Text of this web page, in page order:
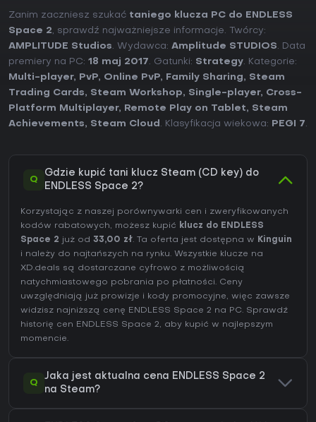
Zanim zaczniesz szukać taniego klucza PC do ENDLESS
Space 2, sprawdź najważniejsze informacje. Twórcy:
AMPLITUDE Studios. Wydawca: Amplitude STUDIOS. Data
premiery na PC: 18 maj 2017. Gatunki: Strategy. Kategorie:
Multi-player, PvP, Online PvP, Family Sharing, Steam
Trading Cards, Steam Workshop, Single-player, Cross-
Platform Multiplayer, Remote Play on Tablet, Steam
Achievements, Steam Cloud . Klasyfikacja wiekowa: PEGI 7.
Q
Gdzie kupić tani klucz Steam (CD key) do
ENDLESS Space 2?
Korzystając z naszej porównywarki cen i zweryfikowanych
kodów rabatowych, możesz kupić klucz do ENDLESS
Space 2 już od 33,00 zł. Ta oferta jest dostępna w Kinguin
i należy do najtańszych na rynku. Wszystkie klucze na
XD.deals są dostarczane cyfrowo z możliwością
natychmiastowego pobrania po płatności. Ceny
uwzględniają już prowizje i kody promocyjne, więc zawsze
widzisz najniższą cenę ENDLESS Space 2 na PC. Sprawdź
historię cen ENDLESS Space 2, aby kupić w najlepszym
momencie.
Q
Jaka jest aktualna cena ENDLESS Space 2
na Steam?